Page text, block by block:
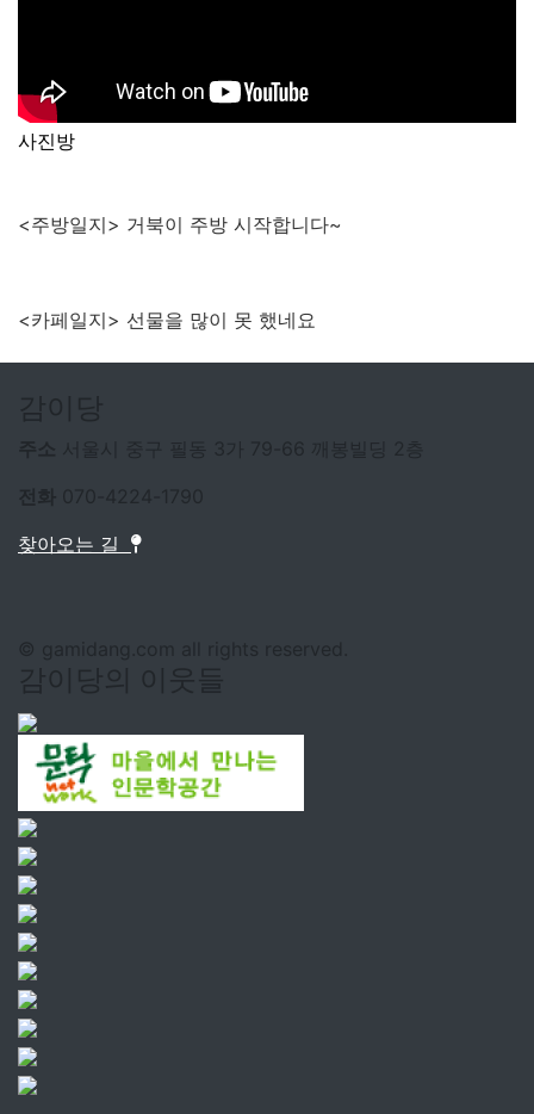
사진방
<주방일지> 거북이 주방 시작합니다~
<카페일지> 선물을 많이 못 했네요
감이당
주소
서울시 중구 필동 3가 79-66 깨봉빌딩 2층
전화
070-4224-1790
찾아오는 길
© gamidang.com all rights reserved.
감이당의 이웃들